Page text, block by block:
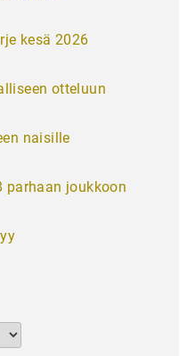
kesä 2026
otteluun
naisille
parhaan joukkoon